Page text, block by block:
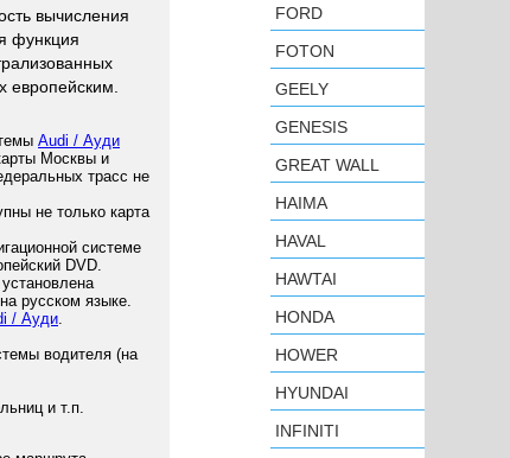
вычисления
функция
европейским.
Audi / Ауди
Москвы и
трасс не
не только карта
системе
DVD.
русском языке.
/ Ауди.
водителя (на
и т.п.
FORD
FOTON
GEELY
GENESIS
GREAT WALL
HAIMA
HAVAL
HAWTAI
HONDA
HOWER
HYUNDAI
INFINITI